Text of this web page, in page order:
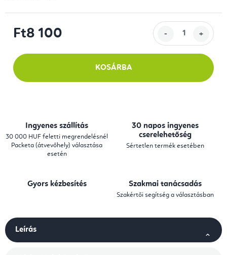
Ft8 100
KOSÁRBA
Ingyenes szállítás
30 000 HUF feletti megrendelésnél
Packeta (átvevőhely) választása
esetén
30 napos ingyenes
cserelehetőség
Sértetlen termék esetében
Gyors kézbesítés Szakmai tanácsadás
Szakértői segítség a választásban
Leírás